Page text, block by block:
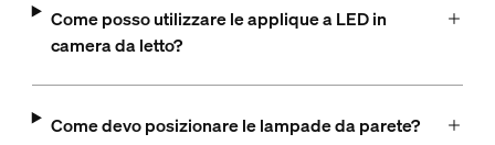
Come posso utilizzare le applique a LED in
camera da letto?
Come devo posizionare le lampade da parete?